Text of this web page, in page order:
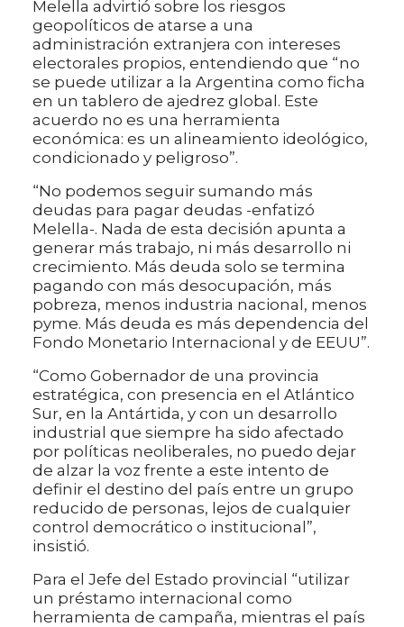
Melella advirtió sobre los riesgos
geopolíticos de atarse a una
administración extranjera con intereses
electorales propios, entendiendo que “no
se puede utilizar a la Argentina como ficha
en un tablero de ajedrez global. Este
acuerdo no es una herramienta
económica: es un alineamiento ideológico,
condicionado y peligroso”.
“No podemos seguir sumando más
deudas para pagar deudas -enfatizó
Melella-. Nada de esta decisión apunta a
generar más trabajo, ni más desarrollo ni
crecimiento. Más deuda solo se termina
pagando con más desocupación, más
pobreza, menos industria nacional, menos
pyme. Más deuda es más dependencia del
Fondo Monetario Internacional y de EEUU”.
“Como Gobernador de una provincia
estratégica, con presencia en el Atlántico
Sur, en la Antártida, y con un desarrollo
industrial que siempre ha sido afectado
por políticas neoliberales, no puedo dejar
de alzar la voz frente a este intento de
definir el destino del país entre un grupo
reducido de personas, lejos de cualquier
control democrático o institucional”,
insistió.
Para el Jefe del Estado provincial “utilizar
un préstamo internacional como
herramienta de campaña, mientras el país